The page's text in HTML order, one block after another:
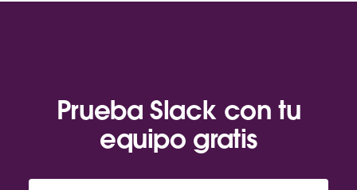
Prueba Slack con tu
equipo gratis